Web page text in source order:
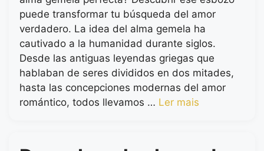
puede transformar tu búsqueda del amor
verdadero. La idea del alma gemela ha
cautivado a la humanidad durante siglos.
Desde las antiguas leyendas griegas que
hablaban de seres divididos en dos mitades,
hasta las concepciones modernas del amor
romántico, todos llevamos … Ler mais